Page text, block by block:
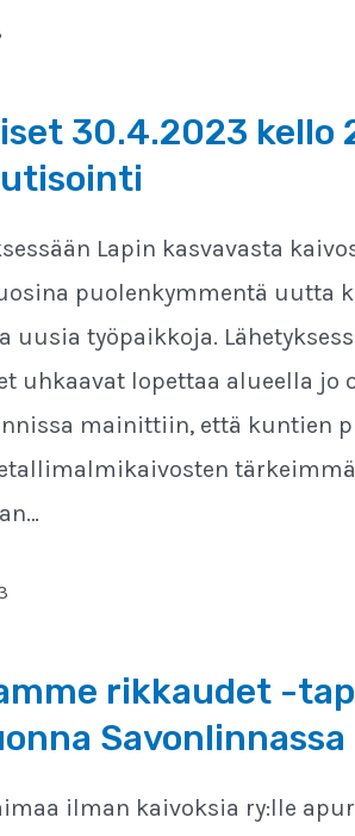
30.4.2023 kello
Lapin kasvavasta
puolenkymmentä uutta
uusia työpaikkoja.
uhkaavat lopettaa alueella jo
mainittiin, että kuntien
rikkaudet -
Savonlinnassa
ilman kaivoksia ry:lle